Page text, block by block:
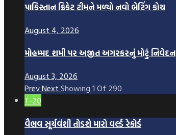
પાકિસ્તાન ક્રિકેટ ટીમને મળ્યો નવો બેટિંગ કોચ
August 4, 2026
મોહમ્મદ શમી પર અજીત અગરકરનું મોટું નિવેદન
August 3, 2026
PrevNext Showing 1 Of 290
T-20
વૈભવ સૂર્યવંશી તોડશે મારો વર્લ્ડ રેકોર્ડ